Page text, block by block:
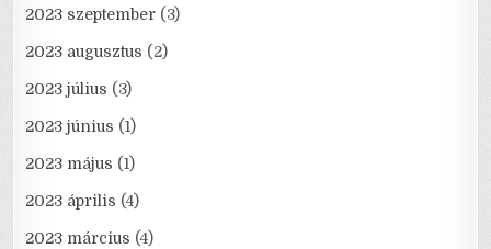
2023 szeptember (3)
2023 augusztus (2)
2023 július (3)
2023 június (1)
2023 május (1)
2023 április (4)
2023 március (4)